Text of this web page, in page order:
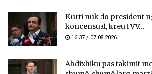
Kurti nuk do president
koncensual, kreu i VV...
16:37 / 07.08.2026
Abdixhiku pas takimit